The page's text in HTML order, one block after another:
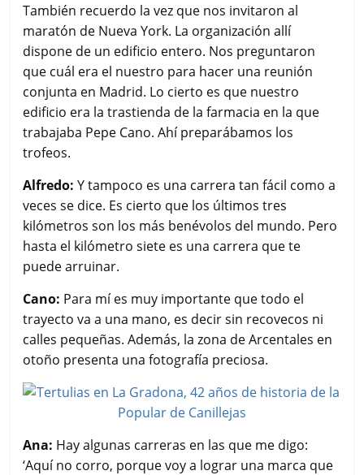
También recuerdo la vez que nos invitaron al
maratón de Nueva York. La organización allí
dispone de un edificio entero. Nos preguntaron
que cuál era el nuestro para hacer una reunión
conjunta en Madrid. Lo cierto es que nuestro
edificio era la trastienda de la farmacia en la que
trabajaba Pepe Cano. Ahí preparábamos los
trofeos.
Alfredo: Y tampoco es una carrera tan fácil como a
veces se dice. Es cierto que los últimos tres
kilómetros son los más benévolos del mundo. Pero
hasta el kilómetro siete es una carrera que te
puede arruinar.
Cano: Para mí es muy importante que todo el
trayecto va a una mano, es decir sin recovecos ni
calles pequeñas. Además, la zona de Arcentales en
otoño presenta una fotografía preciosa.
Ana: Hay algunas carreras en las que me digo:
‘Aquí no corro, porque voy a lograr una marca que